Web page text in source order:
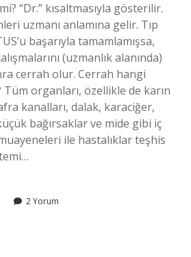
“Dr.” kısaltmasıyla gösterilir.
uzmanı anlamına gelir. Tıp
başarıyla tamamlamışsa,
(uzmanlık alanında)
cerrah olur. Cerrah hangi
organları, özellikle de karın
kanalları, dalak, karaciğer,
bağırsaklar ve mide gibi iç
ile hastalıklar teşhis
2 Yorum